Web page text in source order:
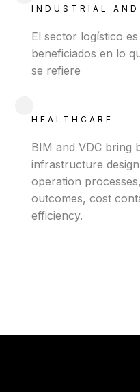
INDUSTRIAL
El sector logístico
beneficiados en lo
se refiere
HEALTHCARE
BIM and VDC bring
infrastructure
operation
outcomes, cost
efficiency.